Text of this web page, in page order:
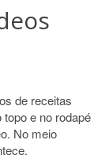
de receitas
e no rodapé
No meio